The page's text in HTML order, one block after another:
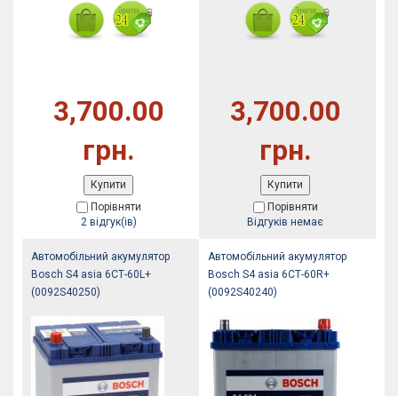
3,700.00
грн.
Купити
Порівняти
2 відгук(ів)
3,700.00
грн.
Купити
Порівняти
Відгуків немає
Автомобільний акумулятор
Bosch S4 asia 6СТ-60L+
(0092S40250)
Автомобільний акумулятор
Bosch S4 asia 6СТ-60R+
(0092S40240)